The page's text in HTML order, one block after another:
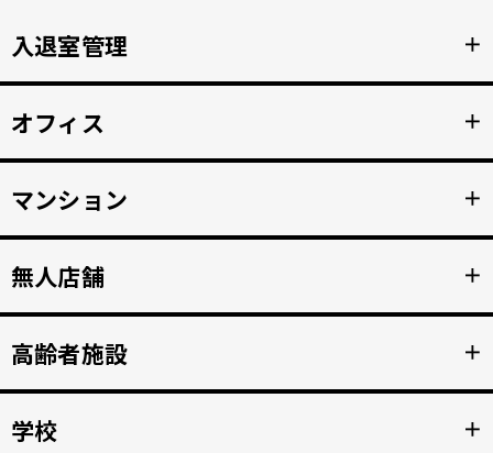
入退室管理 ＋
くし、紛失のリスクと再発行コストの削減。
詳細を見る >>
オフィス ＋
動勤怠管理。
詳細を見る >>
マンション ＋
スマホへ接続。 入居者の顔を認証して、手ぶらでドア解
錠。
詳細を見る >>
無人店舗 ＋
時間無人営業を実現。
詳細を見る >>
高齢者施設 ＋
検知、スマホへの着信アラートで重大事故を防止。
学校 ＋